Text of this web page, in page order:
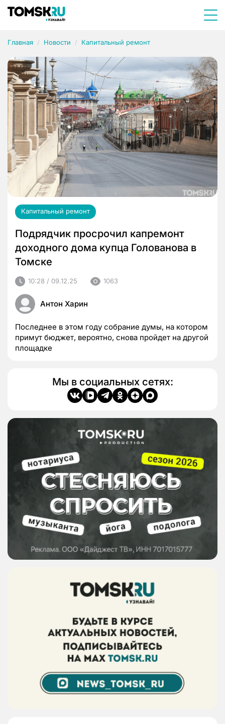
Главная Новости Капитальный ремонт
Капитальный ремонт
Подрядчик просрочил капремонт
доходного дома купца Голованова в
Томске
10:28 / 09.12.25 1063
Антон Харин
Последнее в этом году собрание думы, на котором
примут бюджет, вероятно, снова пройдет на другой
площадке
Мы в социальных сетях: